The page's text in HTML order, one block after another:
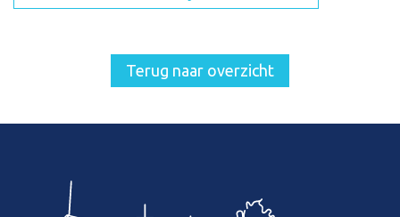
Terug naar overzicht